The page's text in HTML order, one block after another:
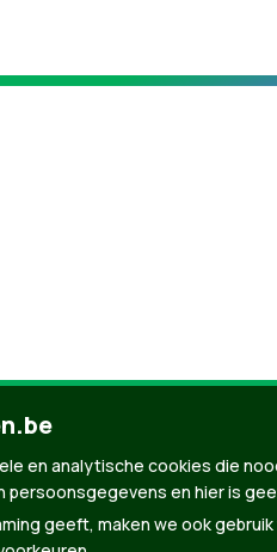
en analytische cookies die
persoonsgegevens en hier is
geeft, maken we ook